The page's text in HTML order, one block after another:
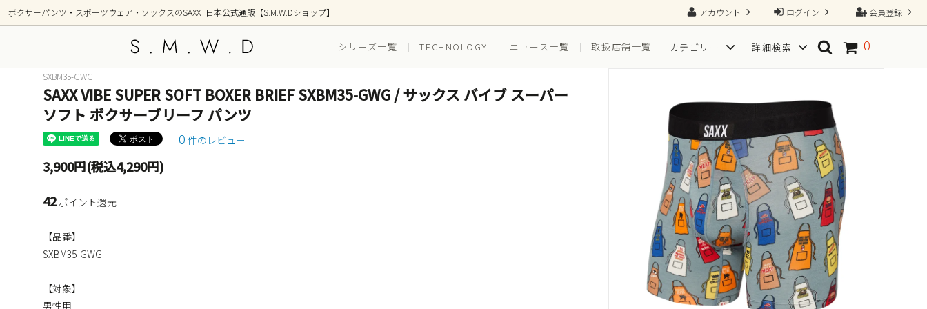
会員登録
ログイン
アカウント
ボクサーパンツ・スポーツウェア・ソックスのSAXX_日本公式通販【S.M.W.Dショップ】
シリーズ一覧 TECHNOLOGY ニュース一覧 取扱店舗一覧 カテゴリー
アンダーウェア ボトムス ソックス
詳細検索
新着商品 EVERYDAY(普段穿き) SPORT(スポーツ向き)
OUTDOOR(アウトドア) TGRAINING（トレーニング）
部屋着(ラウンジ / 寝間着） Tシャツ
サイズから探す
一枚で、すべてが整う2N1ショーツ
ポーチ形状別
0
SXBM35-GWG
SAXX VIBE SUPER SOFT BOXER BRIEF SXBM35-GWG / サックス バイブ スーパー
ソフト ボクサーブリーフ パンツ
0 件のレビュー
3,900円(税込4,290円)
42ポイント還元
【品番】
SXBM35-GWG
【対象】
男性用